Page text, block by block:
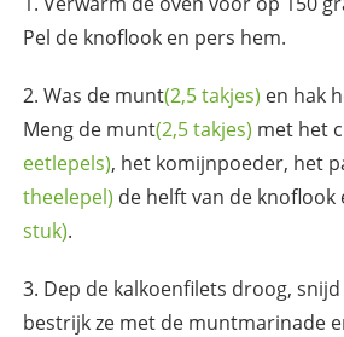
Pel de knoflook en pers hem.
Was de munt(2,5 takjes) en hak
Meng de munt(2,5 takjes) met het
eetlepels), het komijnpoeder, het
theelepel) de helft van de knoflook
stuk).
Dep de kalkoenfilets droog,
bestrijk ze met de muntmarinade